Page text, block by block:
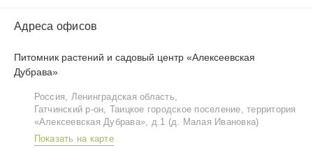
Адреса офисов
Питомник растений и садовый центр «Алексеевская
Дубрава»
Россия, Ленинградская область,
Гатчинский р‑он, Таицкое городское поселение, территория
«Алексеевская Дубрава», д.1 (д. Малая Ивановка)
Показать на карте